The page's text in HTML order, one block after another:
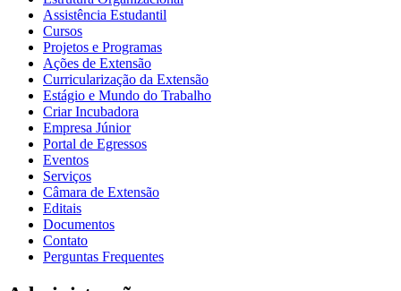
Assistência Estudantil
Cursos
Projetos e Programas
Ações de Extensão
Curricularização da Extensão
Estágio e Mundo do Trabalho
Criar Incubadora
Empresa Júnior
Portal de Egressos
Eventos
Serviços
Câmara de Extensão
Editais
Documentos
Contato
Perguntas Frequentes